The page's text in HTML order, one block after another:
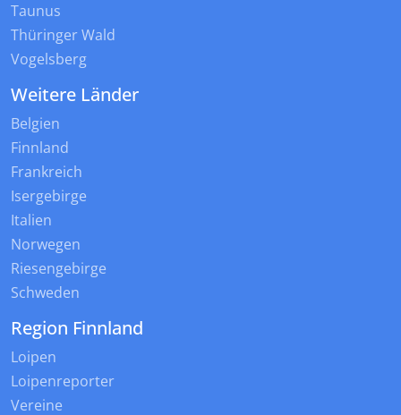
Taunus
Thüringer Wald
Vogelsberg
Weitere Länder
Belgien
Finnland
Frankreich
Isergebirge
Italien
Norwegen
Riesengebirge
Schweden
Region Finnland
Loipen
Loipenreporter
Vereine